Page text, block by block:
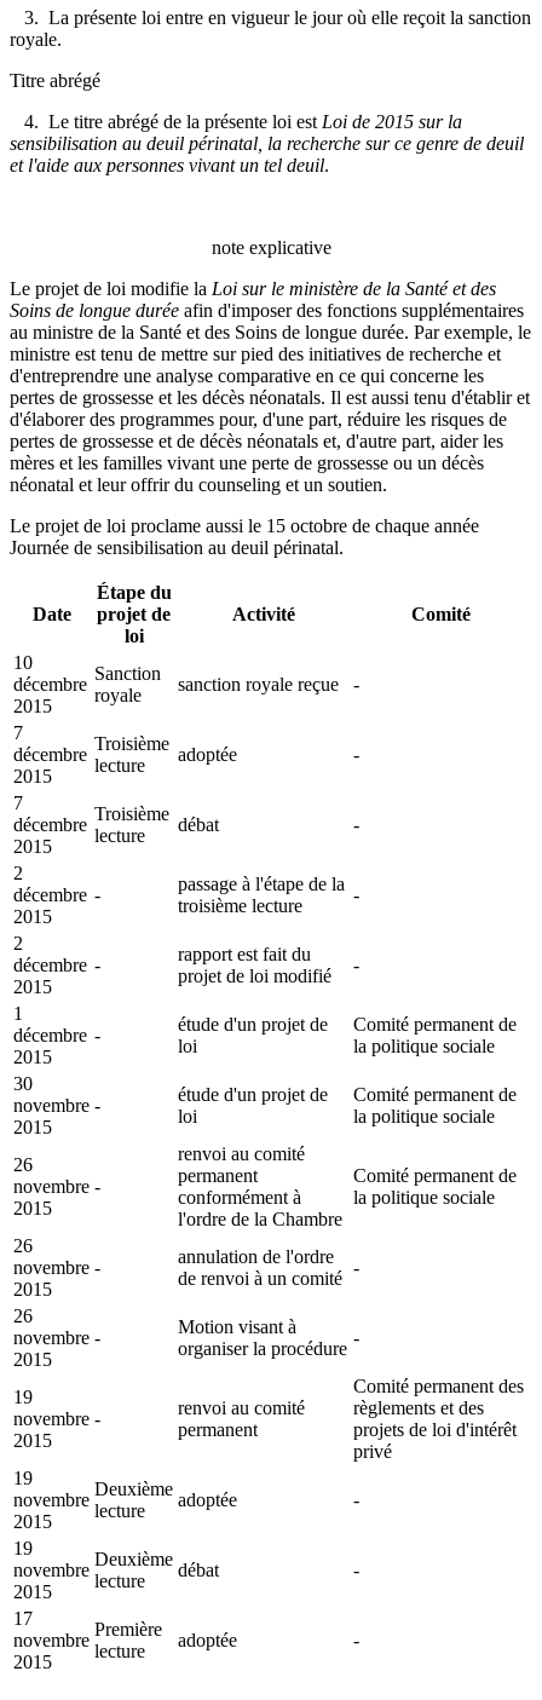
3. La présente loi entre en vigueur le jour où elle reçoit la sanction
royale.
Titre abrégé
4. Le titre abrégé de la présente loi estLoi de 2015 sur la
sensibilisation au deuil périnatal, la recherche sur ce genre de deuil
et l'aide aux personnes vivant un tel deuil.
note explicative
Le projet de loi modifie la Loi sur le ministère de la Santé et des
Soins de longue durée afin d'imposer des fonctions supplémentaires
au ministre de la Santé et des Soins de longue durée. Par exemple, le
ministre est tenu de mettre sur pied des initiatives de recherche et
d'entreprendre une analyse comparative en ce qui concerne les
pertes de grossesse et les décès néonatals. Il est aussi tenu d'établir et
d'élaborer des programmes pour, d'une part, réduire les risques de
pertes de grossesse et de décès néonatals et, d'autre part, aider les
mères et les familles vivant une perte de grossesse ou un décès
néonatal et leur offrir du counseling et un soutien.
Le projet de loi proclame aussi le 15 octobre de chaque année
Journée de sensibilisation au deuil périnatal.
Date
Étape du
projet de
loi
Activité Comité
10
décembre
2015
Sanction
royale
sanction royale reçue -
7
décembre
2015
Troisième
lecture
adoptée -
7
décembre
2015
Troisième
lecture
débat -
2
décembre
2015
-
passage à l'étape de la
troisième lecture
-
2
décembre
2015
-
rapport est fait du
projet de loi modifié
-
1
décembre
2015
-
étude d'un projet de
loi
Comité permanent de
la politique sociale
30
novembre
2015
-
étude d'un projet de
loi
Comité permanent de
la politique sociale
26
novembre
2015
-
renvoi au comité
permanent
conformément à
l'ordre de la Chambre
Comité permanent de
la politique sociale
26
novembre
2015
-
annulation de l'ordre
de renvoi à un comité
-
26
novembre
2015
-
Motion visant à
organiser la procédure
-
19
novembre
2015
-
renvoi au comité
permanent
Comité permanent des
règlements et des
projets de loi d'intérêt
privé
19
novembre
2015
Deuxième
lecture
adoptée -
19
novembre
2015
Deuxième
lecture
débat -
17
novembre
2015
Première
lecture
adoptée -